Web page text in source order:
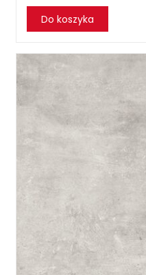
Do koszyka